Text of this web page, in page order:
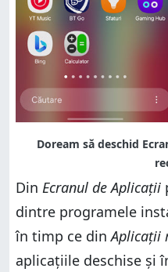
Din Ecranul de Aplicații
dintre programele
în timp ce dinAplicații
aplicațiile deschise și